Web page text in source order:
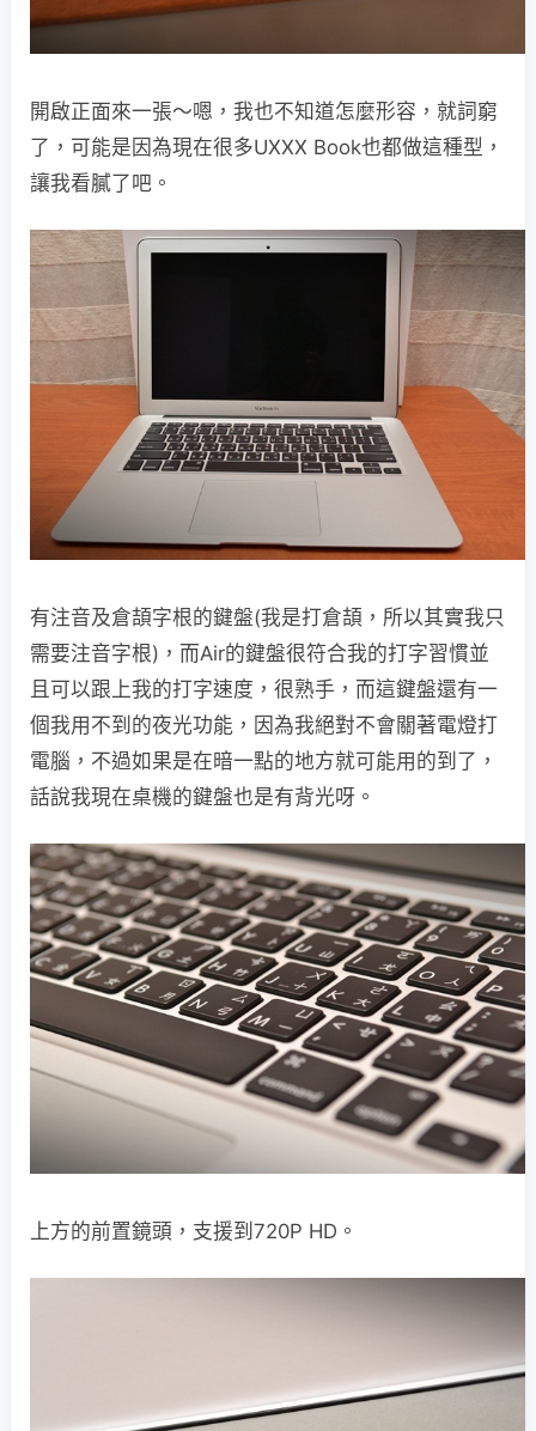
開啟正面來一張～嗯，我也不知道怎麼形容，就詞窮
了，可能是因為現在很多UXXX Book也都做這種型，
讓我看膩了吧。
有注音及倉頡字根的鍵盤(我是打倉頡，所以其實我只
需要注音字根)，而Air的鍵盤很符合我的打字習慣並
且可以跟上我的打字速度，很熟手，而這鍵盤還有一
個我用不到的夜光功能，因為我絕對不會關著電燈打
電腦，不過如果是在暗一點的地方就可能用的到了，
話說我現在桌機的鍵盤也是有背光呀。
上方的前置鏡頭，支援到720P HD。